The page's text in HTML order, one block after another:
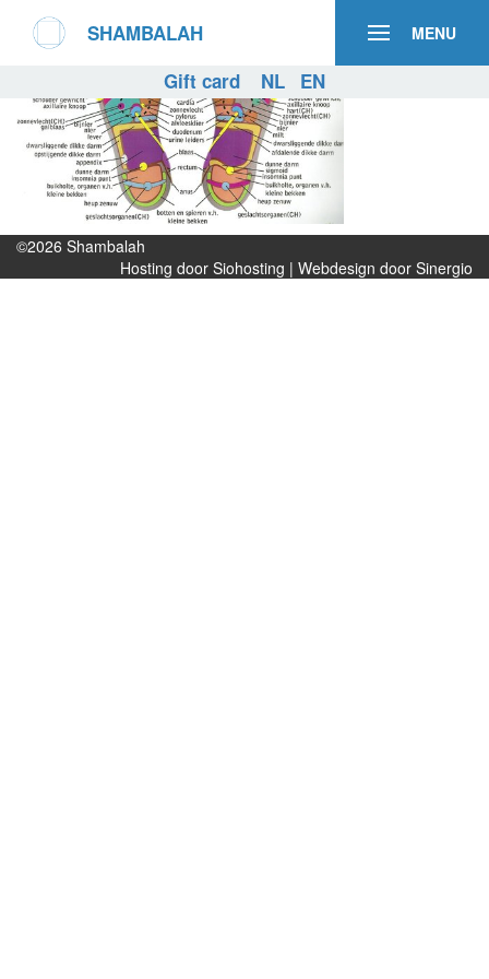
SHAMBALAH MENU
Gift card NL EN
©2026 Shambalah
Hosting door Siohosting | Webdesign door Sinergio